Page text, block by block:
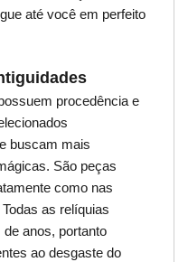
até você em perfeito
procedência e
buscam mais
São peças
como nas
as relíquias
anos, portanto
ao desgaste do